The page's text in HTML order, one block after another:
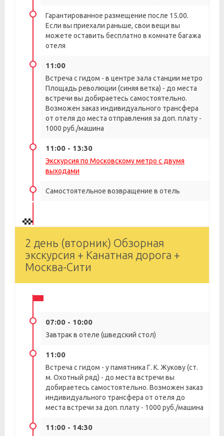
Гарантированное размещение после 15.00.
Если вы приехали раньше, свои вещи вы
можете оставить бесплатно в комнате багажа
отеля
11:00
Встреча с гидом - в центре зала станции метро
Площадь революции (синяя ветка) - до места
встречи вы добираетесь самостоятельно.
Возможен заказ индивидуального трансфера
от отеля до места отправления за доп. плату -
1000 руб./машина
11:00 - 13:30
Экскурсия по Московскому метро с двумя
выходами
Самостоятельное возвращение в отель
2 день (вторник) Обзорная
экскурсия + Канатная дорога +
Москва-Сити
07:00 - 10:00
Завтрак в отеле (шведский стол)
11:00
Встреча с гидом - у памятника Г. К. Жукову (ст.
м. Охотный ряд) - до места встречи вы
добираетесь самостоятельно. Возможен заказ
индивидуального трансфера от отеля до
места встречи за доп. плату - 1000 руб./машина
11:00 - 14:30